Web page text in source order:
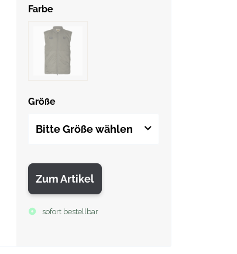
Farbe
Größe
Bitte Größe wählen
Zum Artikel
sofort bestellbar